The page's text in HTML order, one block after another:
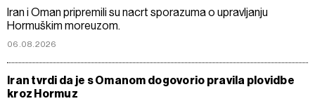
Iran i Oman pripremili su nacrt sporazuma o upravljanju
Hormuškim moreuzom.
06.08.2026
Iran tvrdi da je s Omanom dogovorio pravila plovidbe
kroz Hormuz